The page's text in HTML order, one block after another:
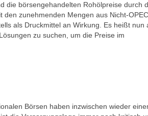
die börsengehandelten Rohölpreise durch
zunehmenden Mengen aus Nicht-
als Druckmittel an Wirkung. Es heißt nun
zu suchen, um die Preise im
Börsen haben inzwischen wieder